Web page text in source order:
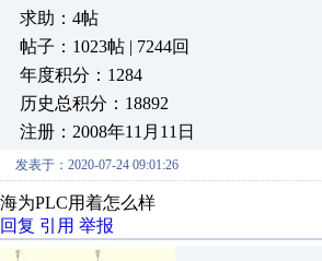
求助：4帖
帖子：1023帖 | 7244回
年度积分：1284
历史总积分：18892
注册：2008年11月11日
发表于：2020-07-24 09:01:26
海为PLC用着怎么样
回复 引用 举报